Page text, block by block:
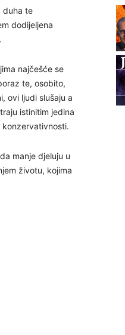
duha te
dodijeljena
najčešće se
te, osobito,
ovi ljudi slušaju a
istinitim jedina
manje djeluju u
životu, kojima